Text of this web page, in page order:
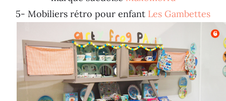
5- Mobiliers rétro pour enfant Les Gambettes